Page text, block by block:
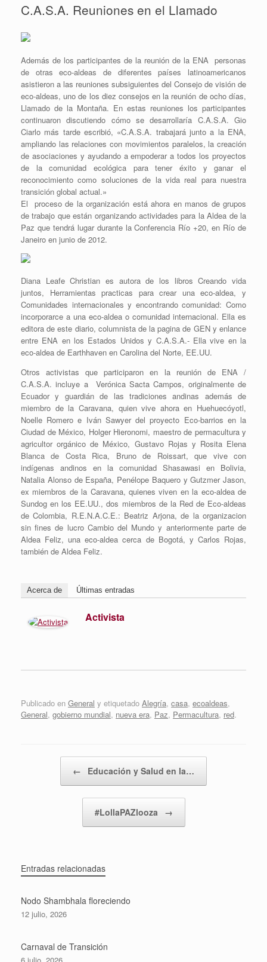
C.A.S.A. Reuniones en el Llamado
Además de los participantes de la reunión de la ENA personas
de otras eco-aldeas de diferentes países latinoamericanos
asistieron a las reuniones subsiguientes del Consejo de visión de
eco-aldeas, uno de los diez consejos en la reunión de ocho días,
Llamado de la Montaña. En estas reuniones los participantes
continuaron discutiendo cómo se desarrollaría C.A.S.A. Gio
Ciarlo más tarde escribió, «C.A.S.A. trabajará junto a la ENA,
ampliando las relaciones con movimientos paralelos, la creación
de asociaciones y ayudando a empoderar a todos los proyectos
de la comunidad ecológica para tener éxito y ganar el
reconocimiento como soluciones de la vida real para nuestra
transición global actual.»
El proceso de la organización está ahora en manos de grupos
de trabajo que están organizando actividades para la Aldea de la
Paz que tendrá lugar durante la Conferencia Río +20, en Río de
Janeiro en junio de 2012.
Diana Leafe Christian es autora de los libros Creando vida
juntos, Herramientas practicas para crear una eco-aldea, y
Comunidades internacionales y encontrando comunidad: Como
incorporarce a una eco-aldea o comunidad internacional. Ella es
editora de este diario, columnista de la pagina de GEN y enlance
entre ENA en los Estados Unidos y C.A.S.A.- Ella vive en la
eco-aldea de Earthhaven en Carolina del Norte, EE.UU.
Otros activistas que participaron en la reunión de ENA /
C.A.S.A. incluye a Verónica Sacta Campos, originalmente de
Ecuador y guardián de las tradiciones andinas además de
miembro de la Caravana, quien vive ahora en Huehuecóyotl,
Noelle Romero e Iván Sawyer del proyecto Eco-barrios en la
Ciudad de México, Holger Hieronomi, maestro de permacultura y
agricultor orgánico de México, Gustavo Rojas y Rosita Elena
Blanca de Costa Rica, Bruno de Roissart, que vive con
indígenas andinos en la comunidad Shasawasi en Bolivia,
Natalia Alonso de España, Penélope Baquero y Gutzmer Jason,
ex miembros de la Caravana, quienes viven en la eco-aldea de
Sundog en los EE.UU., dos miembros de la Red de Eco-aldeas
de Colombia, R.E.N.A.C.E.: Beatriz Arjona, de la organizacion
sin fines de lucro Cambio del Mundo y anteriormente parte de
Aldea Feliz, una eco-aldea cerca de Bogotá, y Carlos Rojas,
también de Aldea Feliz.
Acerca de Últimas entradas
Activista
Publicado en General y etiquetado Alegría, casa, ecoaldeas,
General, gobierno mundial, nueva era, Paz, Permacultura, red.
← Educación y Salud en la…
#LollaPAZlooza →
Entradas relacionadas
Nodo Shambhala floreciendo
12 julio, 2026
Carnaval de Transición